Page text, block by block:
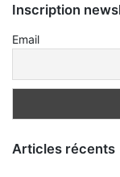
Inscription
Email
Articles récents